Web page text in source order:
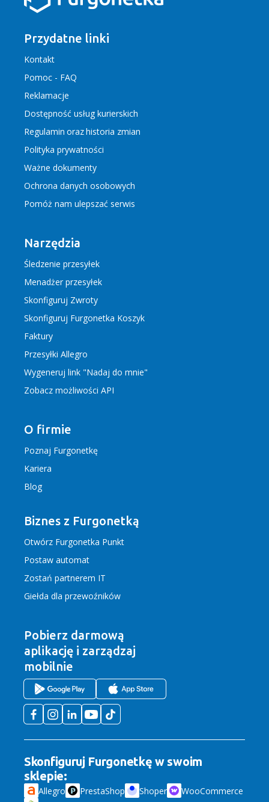
Przydatne linki
Kontakt
Pomoc - FAQ
Reklamacje
Dostępność usług kurierskich
Regulamin orazhistoria zmian
Polityka prywatności
Ważne dokumenty
Ochrona danych osobowych
Pomóż nam ulepszać serwis
Narzędzia
Śledzenie przesyłek
Menadżer przesyłek
Skonfiguruj Zwroty
Skonfiguruj Furgonetka Koszyk
Faktury
Przesyłki Allegro
Wygeneruj link "Nadaj do mnie"
Zobacz możliwości API
O firmie
Poznaj Furgonetkę
Kariera
Blog
Biznes z Furgonetką
Otwórz Furgonetka Punkt
Postaw automat
Zostań partnerem IT
Giełda dla przewoźników
Pobierz darmową
aplikację i zarządzaj
mobilnie
Skonfiguruj Furgonetkę w swoim
sklepie:
Allegro PrestaShop Shoper
WooCommerce